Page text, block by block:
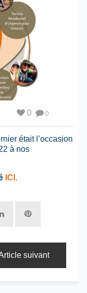
0
0
était l’occasion
à nos
ICI.
suivant